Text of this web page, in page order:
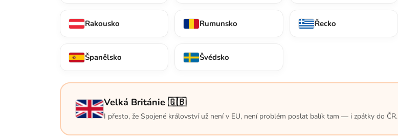
Rakousko Rumunsko Řecko
Španělsko Švédsko
Velká Británie 🇬🇧
I přesto, že Spojené království už není v EU, není problém poslat balík tam — i zpátky do ČR.